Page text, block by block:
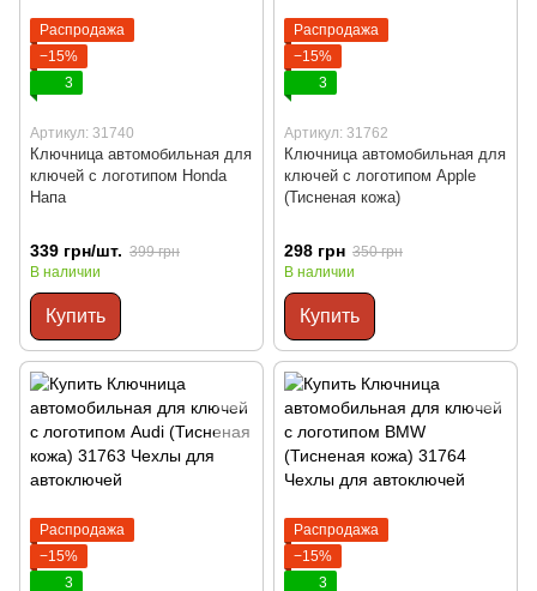
Распродажа
−15%
3
Артикул: 31740
Ключница автомобильная для
ключей с логотипом Honda
Напа
339 грн/шт. 399 грн
В наличии
Купить
Распродажа
−15%
3
Артикул: 31762
Ключница автомобильная для
ключей с логотипом Apple
(Тисненая кожа)
298 грн 350 грн
В наличии
Купить
Распродажа
−15%
3
Распродажа
−15%
3